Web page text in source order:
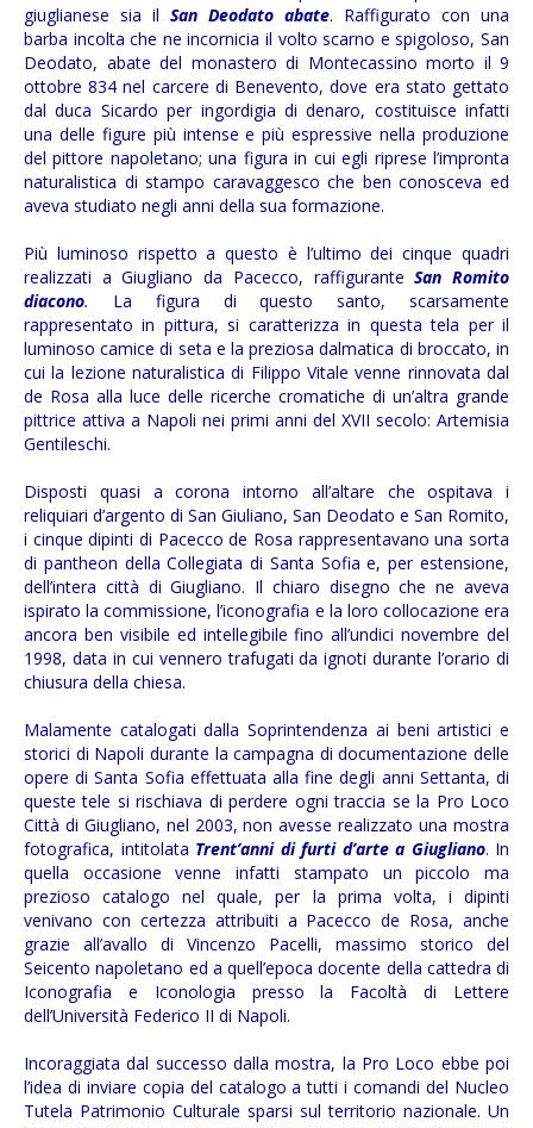
giuglianese sia il San Deodato abate. Raffigurato con una
barba incolta che ne incornicia il volto scarno e spigoloso, San
Deodato, abate del monastero di Montecassino morto il 9
ottobre 834 nel carcere di Benevento, dove era stato gettato
dal duca Sicardo per ingordigia di denaro, costituisce infatti
una delle figure più intense e più espressive nella produzione
del pittore napoletano; una figura in cui egli riprese l’impronta
naturalistica di stampo caravaggesco che ben conosceva ed
aveva studiato negli anni della sua formazione.
Più luminoso rispetto a questo è l’ultimo dei cinque quadri
realizzati a Giugliano da Pacecco, raffiguranteSan Romito
diacono.
La figura di questo santo, scarsamente
rappresentato in pittura, si caratterizza in questa tela per il
luminoso camice di seta e la preziosa dalmatica di broccato, in
cui la lezione naturalistica di Filippo Vitale venne rinnovata dal
de Rosa alla luce delle ricerche cromatiche di un’altra grande
pittrice attiva a Napoli nei primi anni del XVII secolo: Artemisia
Gentileschi.
Disposti quasi a corona intorno all’altare che ospitava i
reliquiari d’argento di San Giuliano, San Deodato e San Romito,
i cinque dipinti di Pacecco de Rosa rappresentavano una sorta
di pantheon della Collegiata di Santa Sofia e, per estensione,
dell’intera città di Giugliano. Il chiaro disegno che ne aveva
ispirato la commissione, l’iconografia e la loro collocazione era
ancora ben visibile ed intellegibile fino all’undici novembre del
1998, data in cui vennero trafugati da ignoti durante l’orario di
chiusura della chiesa.
Malamente catalogati dalla Soprintendenza ai beni artistici e
storici di Napoli durante la campagna di documentazione delle
opere di Santa Sofia effettuata alla fine degli anni Settanta, di
queste tele si rischiava di perdere ogni traccia se la Pro Loco
Città di Giugliano, nel 2003, non avesse realizzato una mostra
fotografica, intitolata Trent’anni di furti d’arte a Giugliano. In
quella occasione venne infatti stampato un piccolo ma
prezioso catalogo nel quale, per la prima volta, i dipinti
venivano con certezza attribuiti a Pacecco de Rosa, anche
grazie all’avallo di Vincenzo Pacelli, massimo storico del
Seicento napoletano ed a quell’epoca docente della cattedra di
Iconografia e Iconologia presso la Facoltà di Lettere
dell’Università Federico II di Napoli.
Incoraggiata dal successo dalla mostra, la Pro Loco ebbe poi
l’idea di inviare copia del catalogo a tutti i comandi del Nucleo
Tutela Patrimonio Culturale sparsi sul territorio nazionale. Un